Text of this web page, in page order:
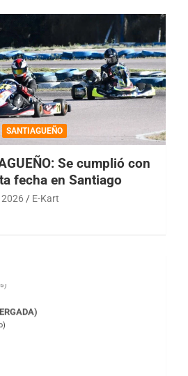
SANTIAGUEÑO
Se cumplió con
fecha en Santiago
E-Kart
E-KART.COM.AR